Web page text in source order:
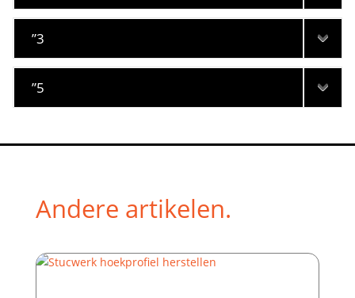
”3
”5
Andere artikelen.